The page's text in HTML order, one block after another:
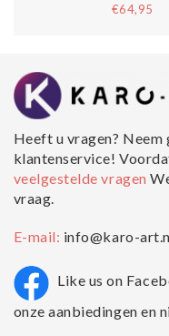
€64,95
Heeft u vragen?
klantenservice!
veelgestelde vragen
vraag.
E-mail: info@karo-
Like us on
onze aanbiedingen en